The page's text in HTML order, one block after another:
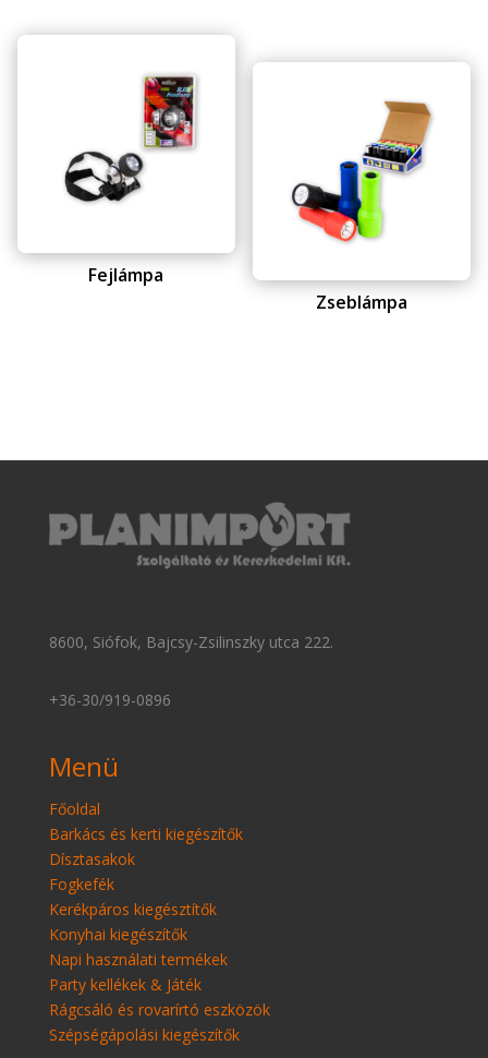
Fejlámpa
Zseblámpa
8600, Siófok, Bajcsy-Zsilinszky utca 222.
+36-30/919-0896
Menü
Főoldal
Barkács és kerti kiegészítők
Dísztasakok
Fogkefék
Kerékpáros kiegésztítők
Konyhai kiegészítők
Napi használati termékek
Party kellékek & Játék
Rágcsáló és rovarírtó eszközök
Szépségápolási kiegészítők